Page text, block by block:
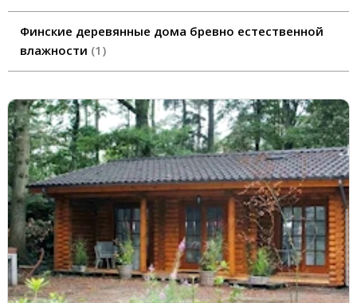
Финские деревянные дома бревно естественной
влажности 1